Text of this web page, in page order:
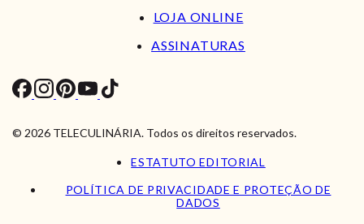
LOJA ONLINE
ASSINATURAS
© 2026 TELECULINÁRIA. Todos os direitos reservados.
ESTATUTO EDITORIAL
POLÍTICA DE PRIVACIDADE E PROTEÇÃO DE
DADOS